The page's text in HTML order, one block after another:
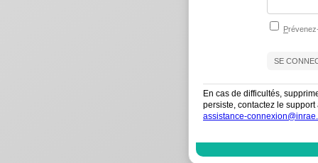
P
En cas de difficultés,
persiste, contactez le
assistance-